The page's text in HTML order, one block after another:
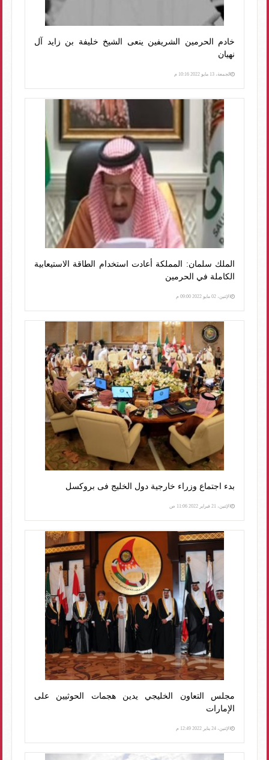
خادم الحرمين الشريفين ينعى الشيخ خليفة بن زايد آل
نهيان
الجمعة، 13 مايو 2022 10:16 م
الملك سلمان: المملكة أعادت استخدام الطاقة الاستيعابية
الكاملة في الحرمين
الإثنين، 02 مايو 2022 09:00 م
بدء اجتماع وزراء خارجية دول الخليج فى بروكسل
الإثنين، 21 فبراير 2022 11:06 ص
مجلس التعاون الخليجي يدين هجمات الحوثيين على
الإمارات
الإثنين، 24 يناير 2022 12:49 م